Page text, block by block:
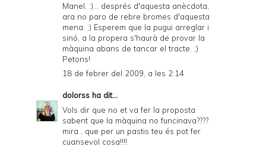
Manel, :)... després d'aquesta anècdota,
ara no paro de rebre bromes d'aquesta
mena. ;) Esperem que la pugui arreglar i
sinó, a la propera s'haurà de provar la
màquina abans de tancar el tracte. ;)
Petons!
18 de febrer del 2009, a les 2:14
dolorss ha dit...
Vols dir que no et va fer la proposta
sabent que la màquina no funcinava????
mira , que per un pastis teu és pot fer
cuansevol cosa!!!!